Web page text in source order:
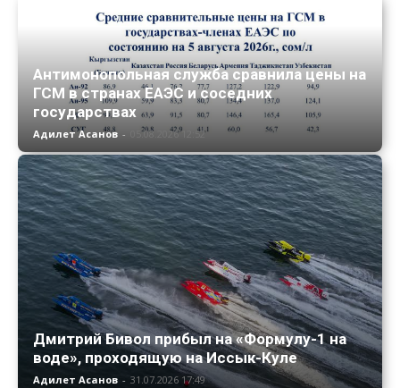
Антимонопольная служба сравнила цены на
ГСМ в странах ЕАЭС и соседних
государствах
Адилет Асанов - 05.08.2026 12:52
Дмитрий Бивол прибыл на «Формулу-1 на
воде», проходящую на Иссык-Куле
Адилет Асанов - 31.07.2026 17:49